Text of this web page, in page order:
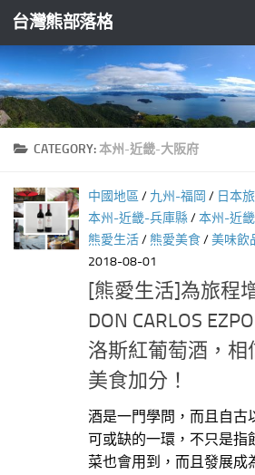
Skip to content
台灣熊部落格
CATEGORY:本州-近畿-大阪府
中國地區 / 九州-福岡 / 日本
本州-近畿-兵庫縣/本州-近
熊愛生活/ 熊愛美食/美味飲
2018-08-01
[熊愛生活]為旅程
DON CARLOS
洛斯紅葡萄酒，相
美食加分！
酒是一門學問，而且自古
可或缺的一環，不只是指
菜也會用到，而且發展成